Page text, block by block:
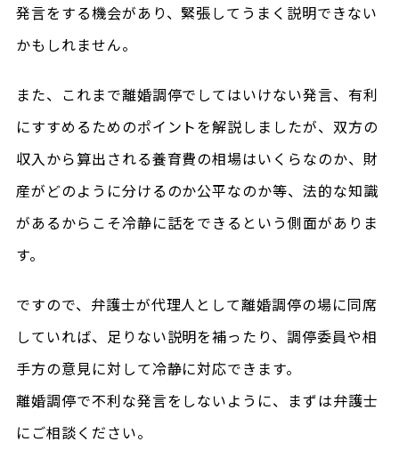
発言をする機会があり、緊張してうまく説明できない
かもしれません。
また、これまで離婚調停でしてはいけない発言、有利
にすすめるためのポイントを解説しましたが、双方の
収入から算出される養育費の相場はいくらなのか、財
産がどのように分けるのか公平なのか等、法的な知識
があるからこそ冷静に話をできるという側面がありま
す。
ですので、弁護士が代理人として離婚調停の場に同席
していれば、足りない説明を補ったり、調停委員や相
手方の意見に対して冷静に対応できます。
離婚調停で不利な発言をしないように、まずは弁護士
にご相談ください。